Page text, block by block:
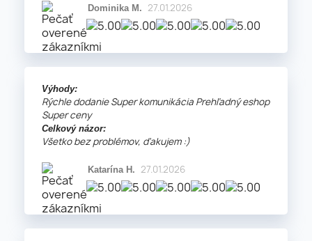
Dominika M. 27.01.2026
Výhody:
Rýchle dodanie Super komunikácia Prehľadný eshop
Super ceny
Celkový názor:
Všetko bez problémov, ďakujem :)
Katarína H. 27.01.2026